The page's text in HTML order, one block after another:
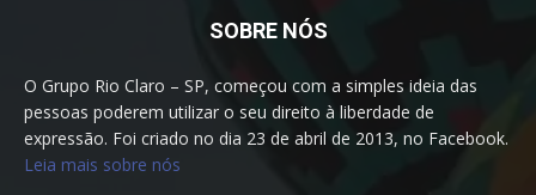
SOBRE NÓS
O Grupo Rio Claro – SP, começou com a simples ideia das
pessoas poderem utilizar o seu direito à liberdade de
expressão. Foi criado no dia 23 de abril de 2013, no Facebook.
Leia mais sobre nós